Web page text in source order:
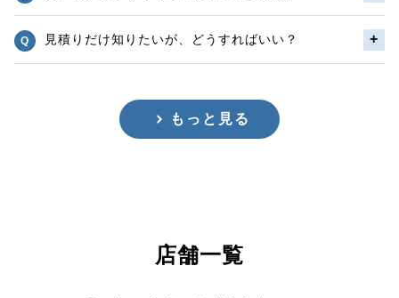
見積りだけ知りたいが、どうすればいい？
もっと見る
店舗一覧